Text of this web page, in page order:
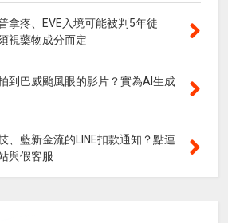
拿疼、EVE入境可能被判5年徒
視藥物成分而定
到巴威颱風眼的影片？實為AI生成
、藍新金流的LINE扣款通知？點連
與假客服